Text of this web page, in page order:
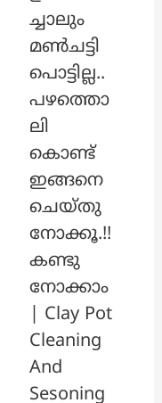
ച്ചാലും
മൺചട്ടി
പൊട്ടില്ല..
പഴത്തൊ
ലി
കൊണ്ട്
ഇങ്ങനെ
ചെയ്തു
നോക്കൂ.!!
കണ്ടു
നോക്കാം
| Clay Pot
Cleaning
And
Sesoning